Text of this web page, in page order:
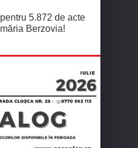
5.872 de acte
Berzovia!